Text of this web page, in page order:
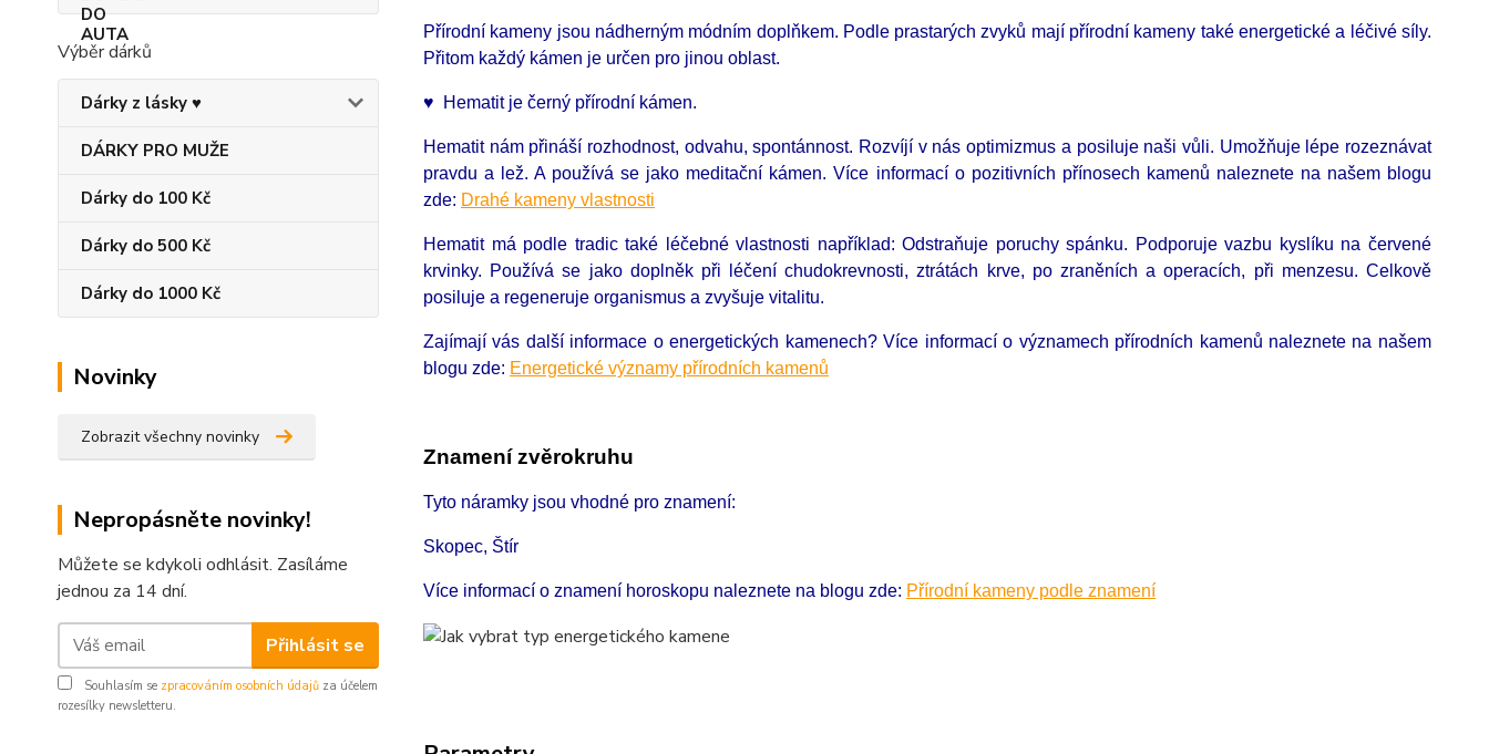
Výběr dárků
Dárky z lásky ♥
DÁRKY PRO MUŽE
Dárky do 100 Kč
Dárky do 500 Kč
Dárky do 1000 Kč
Novinky
Zobrazit všechny novinky
Nepropásněte novinky!
Můžete se kdykoli odhlásit. Zasíláme
jednou za 14 dní.
Přihlásit se
Souhlasím se zpracováním osobních údajů za účelem
rozesílky newsletteru.
Přírodní kameny jsou nádherným módním doplňkem. Podle prastarých zvyků mají přírodní kameny také energetické a léčivé síly.
Přitom každý kámen je určen pro jinou oblast.
♥ Hematit je černý přírodní kámen.
Hematit nám přináší rozhodnost, odvahu, spontánnost. Rozvíjí v nás optimizmus a posiluje naši vůli. Umožňuje lépe rozeznávat
pravdu a lež. A používá se jako meditační kámen. Více informací o pozitivních přínosech kamenů naleznete na našem blogu
zde: Drahé kameny vlastnosti
Hematit má podle tradic také léčebné vlastnosti například: Odstraňuje poruchy spánku. Podporuje vazbu kyslíku na červené
krvinky. Používá se jako doplněk při léčení chudokrevnosti, ztrátách krve, po zraněních a operacích, při menzesu. Celkově
posiluje a regeneruje organismus a zvyšuje vitalitu.
Zajímají vás další informace o energetických kamenech?Více informací o významech přírodních kamenů naleznete na našem
blogu zde: Energetické významy přírodních kamenů
Znamení zvěrokruhu
Tyto náramky jsou vhodné pro znamení:
Skopec, Štír
Více informací o znamení horoskopu naleznete na blogu zde: Přírodní kameny podle znamení